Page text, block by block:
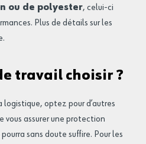
ou de polyester, celui-ci
Plus de détails sur les
travail choisir ?
optez pour d’autres
assurer une protection
sans doute suffire. Pour les